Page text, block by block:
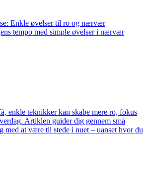
Enkle øvelser til ro og nærvær
tempo med simple øvelser i nærvær
enkle teknikker kan skabe mere ro, fokus
Artiklen guider dig gennem små
med at være til stede i nuet – uanset hvor du